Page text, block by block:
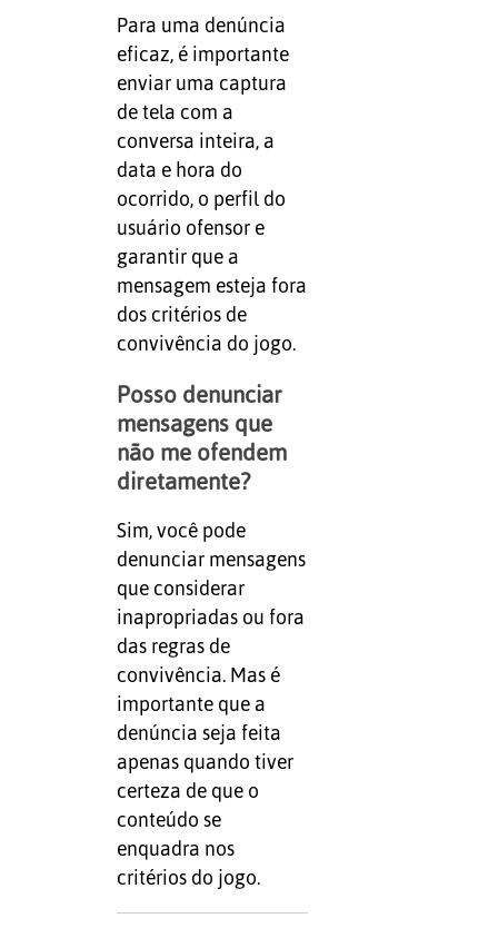
Para uma denúncia
eficaz, é importante
enviar uma captura
de tela com a
conversa inteira, a
data e hora do
ocorrido, o perfil do
usuário ofensor e
garantir que a
mensagem esteja fora
dos critérios de
convivência do jogo.
Posso denunciar
mensagens que
não me ofendem
diretamente?
Sim, você pode
denunciar mensagens
que considerar
inapropriadas ou fora
das regras de
convivência. Mas é
importante que a
denúncia seja feita
apenas quando tiver
certeza de que o
conteúdo se
enquadra nos
critérios do jogo.